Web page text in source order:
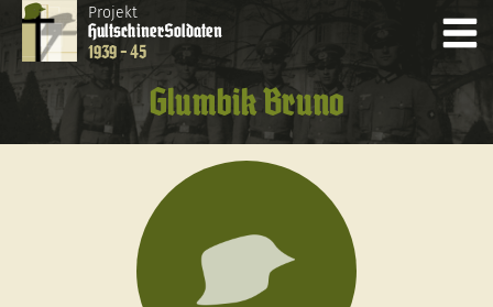
Projekt
HultschinerSoldaten
1939 - 45
Glumbik Bruno